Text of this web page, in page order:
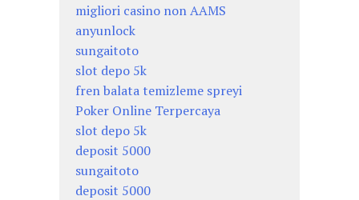
migliori casino non AAMS
anyunlock
sungaitoto
slot depo 5k
fren balata temizleme spreyi
Poker Online Terpercaya
slot depo 5k
deposit 5000
sungaitoto
deposit 5000